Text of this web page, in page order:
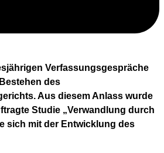
Verfassungsgespräche
des
Aus diesem Anlass wurde
Studie „Verwandlung durch
sich mit der Entwicklung des